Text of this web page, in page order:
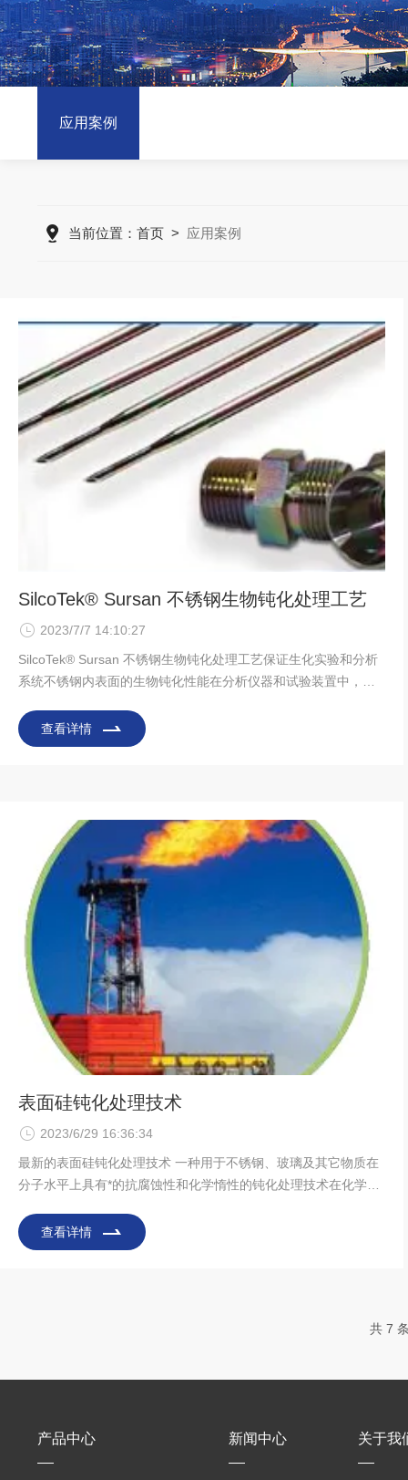
应用案例
当前位置： 首页> 应用案例
SilcoTek® Sursan 不锈钢生物钝化处理工艺
2023/7/7 14:10:27
SilcoTek® Sursan 不锈钢生物钝化处理工艺保证生化实验和分析
系统不锈钢内表面的生物钝化性能在分析仪器和试验装置中，常
果的准确性。由于频繁冲洗和侵蚀，一些化学活性物质使管道腐
蚀并形成一些坑坑洼洼会造成样品中的蛋白质等黏性物质陈生滞
材料来改变管道
查看详情
表面硅钝化处理技术
2023/6/29 16:36:34
最新的表面硅钝化处理技术 一种用于不锈钢、玻璃及其它物质在
分子水平上具有*的抗腐蚀性和化学惰性的钝化处理技术在化学分
术，专门用于高活性化合物的非反应的惰性化。在分析痕量的
硫，水银，排气分析，和杀虫剂等都需要这种表面钝化处理技
查看详情
共 7
产品中心 新闻中心 关于我